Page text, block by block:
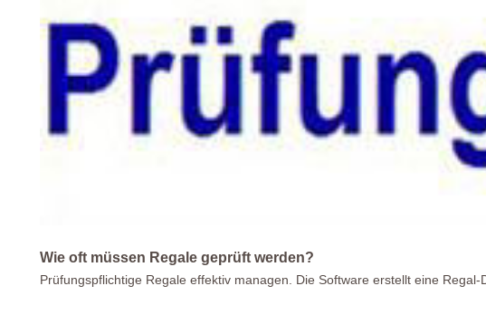
Wie oft müssen Regale geprüft werden?
Prüfungspflichtige Regale effektiv managen. Die Software erstellt eine